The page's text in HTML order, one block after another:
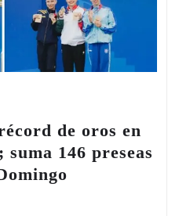
de oros en
146 preseas